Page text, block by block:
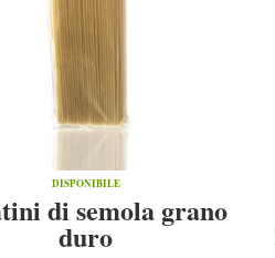
DISPONIBILE
di semola grano
duro